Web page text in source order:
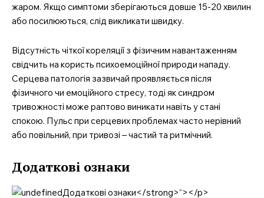
MedTerms.com.ua
професійний медичний
портал
жаром. Якщо симптоми зберігаються довше 15-20 хвилин
або посилюються, слід викликати швидку.
Відсутність чіткої кореляції з фізичним навантаженням
свідчить на користь психоемоційної природи нападу.
Серцева патологія зазвичай проявляється після
фізичного чи емоційного стресу, тоді як синдром
тривожності може раптово виникати навіть у стані
спокою. Пульс при серцевих проблемах часто нерівний
або повільний, при тривозі – частий та ритмічний.
Додаткові ознаки